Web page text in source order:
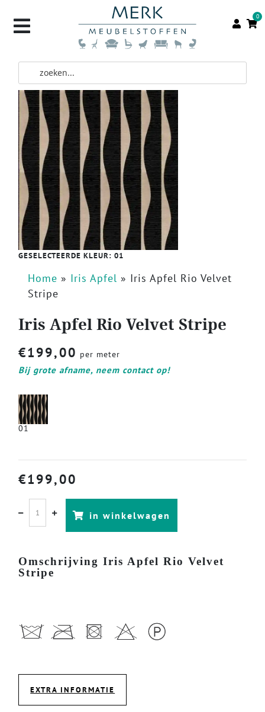
0
GESELECTEERDE KLEUR: 01
Home » Iris Apfel » Iris Apfel Rio Velvet
Stripe
Iris Apfel Rio Velvet Stripe
€199,00 per meter
Bij grote afname, neem contact op!
01
€199,00
in winkelwagen
Omschrijving Iris Apfel Rio Velvet
Stripe
EXTRA INFORMATIE